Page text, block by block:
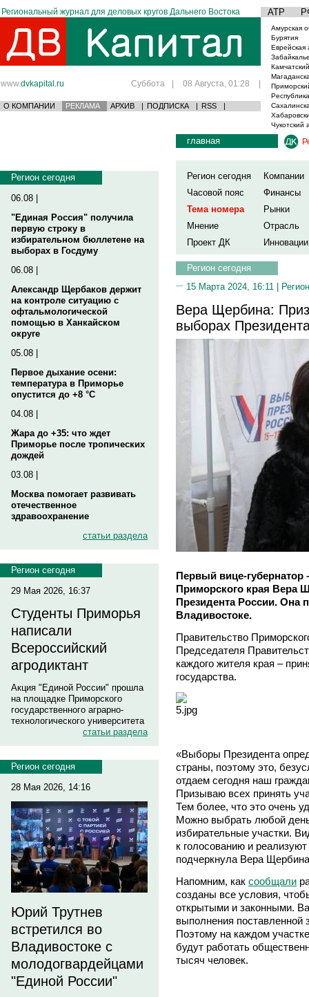
Региональный журнал для деловых кругов Дальнего Востока АТР
www.dvkapital.ru Суббота | 08 Августа, 01:28 |
О КОМПАНИИ РЕКЛАМА АРХИВ | ПОДПИСКА | RSS |
Амурская
Бурятия
Еврейская
Чукотский
Регион сегодня
06.08 |
"Единая Россия" получила
первую строку в
избирательном бюллетене на
выборах в Госдуму
06.08 |
Александр Щербаков держит
на контроле ситуацию с
офтальмологической
помощью в Ханкайском
округе
05.08 |
Первое дыхание осени:
температура в Приморье
опустится до +8 °C
04.08 |
Жара до +35: что ждет
Приморье после тропических
дождей
03.08 |
Москва помогает развивать
отечественное
здравоохранение
статьи раздела
Регион сегодня
29 Мая 2026, 16:37
Студенты Приморья
написали
Всероссийский
агродиктант
Акция "Единой России" прошла
на площадке Приморского
государственного аграрно-
технологического университета
статьи раздела
Регион сегодня
28 Мая 2026, 14:16
Юрий Трутнев
встретился во
Владивостоке с
молодогвардейцами
"Единой России"
главная
Регион сегодня
Компании
Часовой пояс
Финансы
Тема номера
Рынки
Мнение
Отрасль
Проект ДК
Инновации
Регион сегодня
15 Марта 2024, 16:11 |
Вера Щербина:
выборах
Первый вице-губернатор
Приморского края Вера
Президента России. Она
Владивостоке.
Правительство
Председателя
каждого жителя края –
государства.
«Выборы Президента
страны, поэтому это,
отдаем сегодня наш
Призываю всех принять
Тем более, что это очень
Можно выбрать любой
избирательные участки.
к голосованию и
подчеркнула Вера
Напомним, как сообщали
созданы все условия,
открытыми и законными.
выполнения поставленной
Поэтому на каждом
будут работать
тысяч человек.